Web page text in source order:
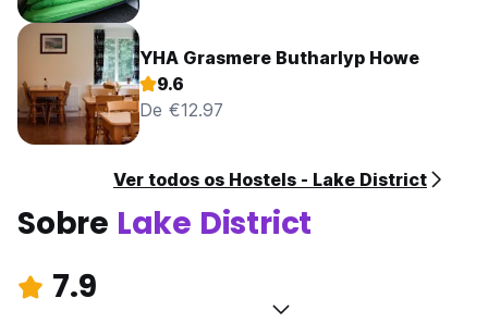
YHA Grasmere Butharlyp Howe
9.6
De €12.97
Ver todos os Hostels - Lake District
Sobre Lake District
7.9